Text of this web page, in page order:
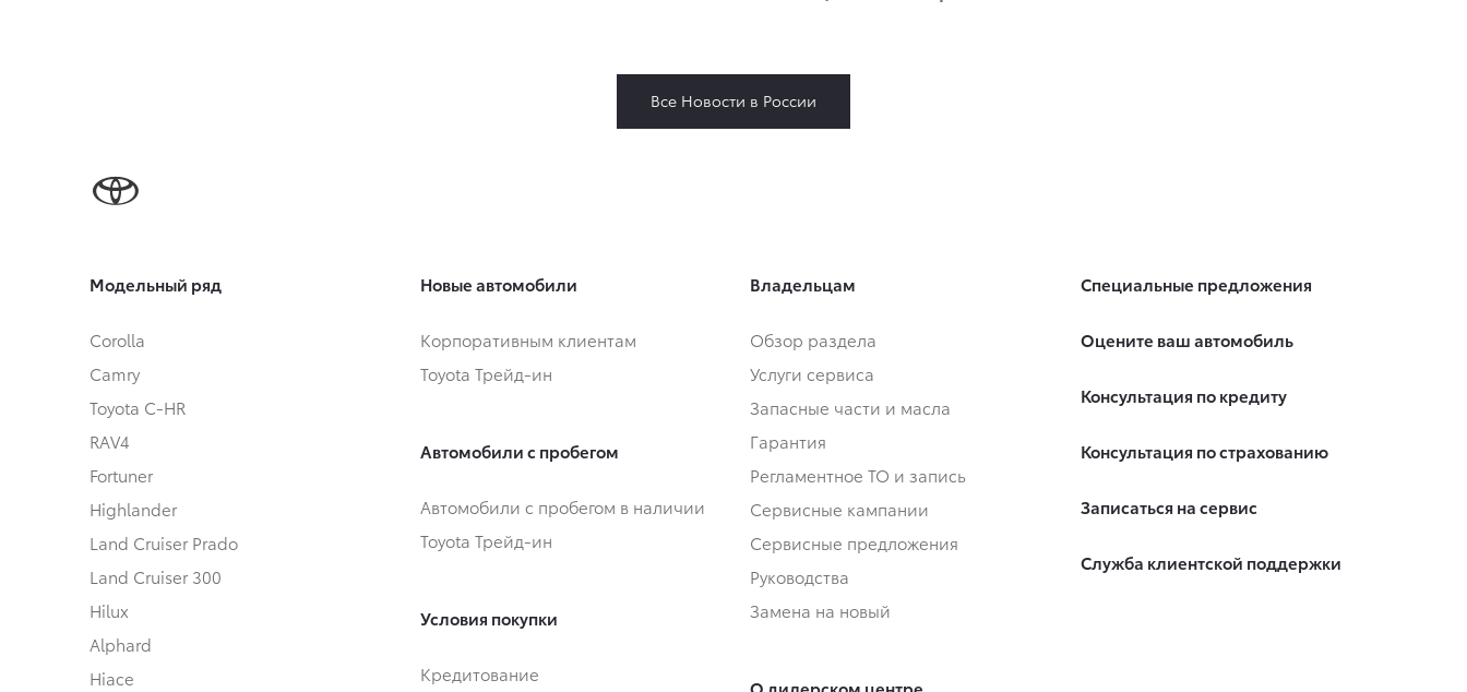
Все Новости в России
Модельный ряд
Corolla
Camry
Toyota C-HR
RAV4
Fortuner
Highlander
Land Cruiser Prado
Land Cruiser 300
Hilux
Alphard
Hiace
Новые автомобили
Корпоративным клиентам
Toyota Трейд-ин
Автомобили с пробегом
Автомобили с пробегом в наличии
Toyota Трейд-ин
Условия покупки
Кредитование
Владельцам
Обзор раздела
Услуги сервиса
Запасные части и масла
Гарантия
Регламентное ТО и запись
Сервисные кампании
Сервисные предложения
Руководства
Замена на новый
Специальные предложения
Оцените ваш автомобиль
Консультация по кредиту
Консультация по страхованию
Записаться на сервис
Служба клиентской поддержки